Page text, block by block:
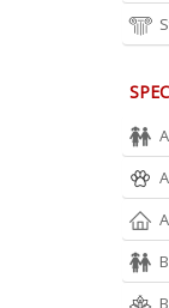
Novità Più Attese
2.90 €